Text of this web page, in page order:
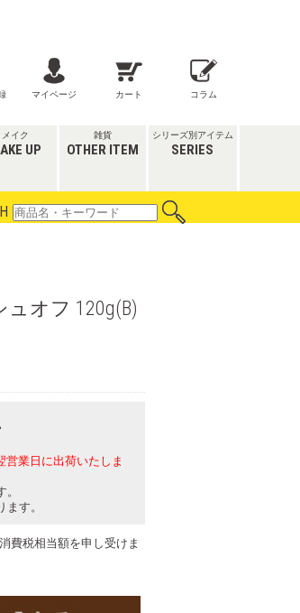
マイページ カート コラム
メイク
UP
雑貨
OTHER ITEM
シリーズ別アイテム
SERIES
オフ 120g(B)
業日に出荷いたしま
す。
費税相当額を申し受けま